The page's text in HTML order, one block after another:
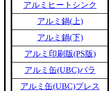
アルミヒートシンク
アルミ鍋(上)
アルミ鍋(下)
アルミ印刷版(PS版)
アルミ缶(UBC)バラ
アルミ缶(UBC)プレス